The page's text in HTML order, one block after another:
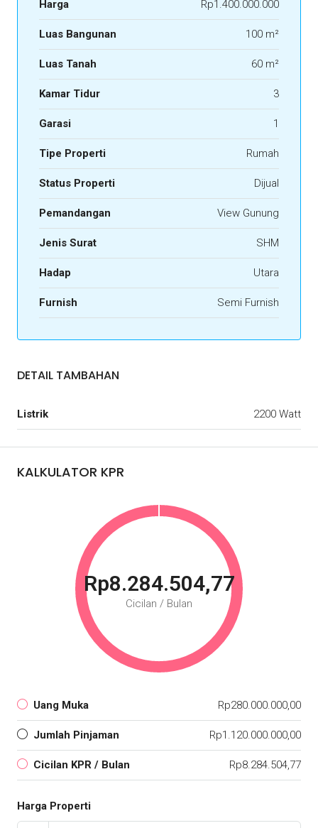
Harga Rp1.400.000.000
Luas Bangunan 100 m²
Luas Tanah 60 m²
Kamar Tidur 3
Garasi 1
Tipe Properti Rumah
Status Properti Dijual
Pemandangan View Gunung
Jenis Surat SHM
Hadap Utara
Furnish Semi Furnish
DETAIL TAMBAHAN
Listrik 2200 Watt
KALKULATOR KPR
Rp8.284.504,77
Cicilan / Bulan
Uang Muka Rp280.000.000,00
Jumlah Pinjaman Rp1.120.000.000,00
Cicilan KPR / Bulan Rp8.284.504,77
Harga Properti